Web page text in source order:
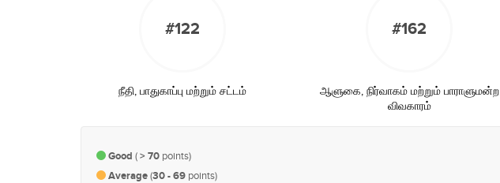
#122
நீதி, பாதுகாப்பு மற்றும் சட்டம்
#162
ஆளுகை, நிர்வாகம் மற்றும் பாராளுமன்ற
விவகாரம்
Good (> 70 points)
Average(30 - 69 points)